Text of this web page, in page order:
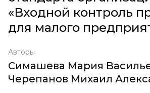
«Входной контроль
для малого
Авторы
Симашева Мария
Черепанов Михаил